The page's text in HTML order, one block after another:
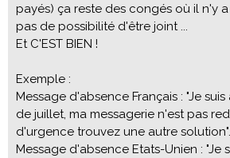
payés) ça reste des congés où il n'y
pas de possibilité d'être joint ...
Et C'EST BIEN !
Exemple :
Message d'absence Français : "Je
de juillet, ma messagerie n'est pas
d'urgence trouvez une autre solution".
Message d'absence Etats-Unien : "Je